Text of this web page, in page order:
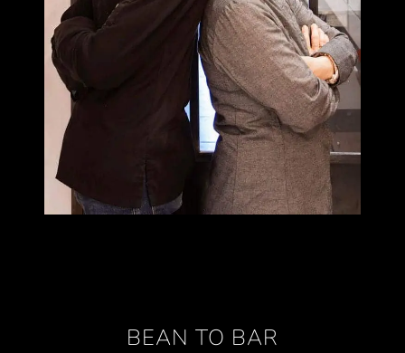
BEAN TO BAR